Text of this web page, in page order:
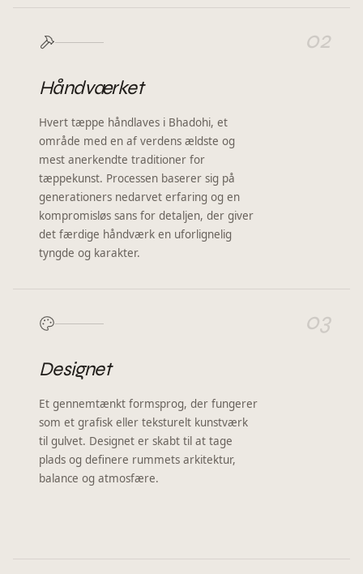
02
Håndværket
Hvert tæppe håndlaves i Bhadohi, et
område med en af verdens ældste og
mest anerkendte traditioner for
tæppekunst. Processen baserer sig på
generationers nedarvet erfaring og en
kompromisløs sans for detaljen, der giver
det færdige håndværk en uforlignelig
tyngde og karakter.
03
Designet
Et gennemtænkt formsprog, der fungerer
som et grafisk eller teksturelt kunstværk
til gulvet. Designet er skabt til at tage
plads og definere rummets arkitektur,
balance og atmosfære.